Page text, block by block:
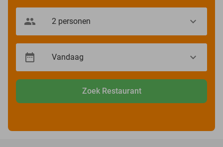
Zoek Restaurant